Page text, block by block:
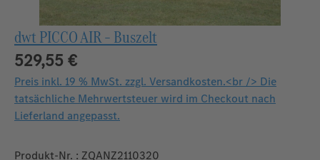
dwt PICCO AIR – Buszelt
529,55 €
Preis inkl. 19 % MwSt. zzgl. Versandkosten.<br /> Die
tatsächliche Mehrwertsteuer wird im Checkout nach
Lieferland angepasst.
Produkt-Nr. : ZQANZ2110320